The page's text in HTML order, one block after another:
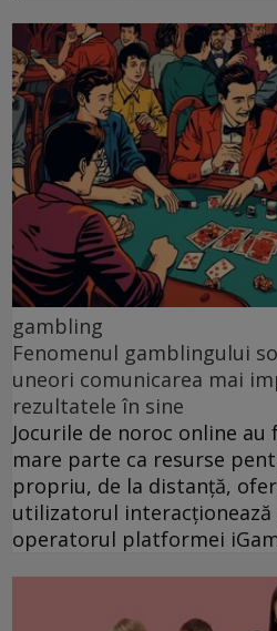
gambling
Fenomenul gamblingului
uneori comunicarea mai
rezultatele în sine
Jocurile de noroc online
mare parte ca resurse
propriu, de la distanță,
utilizatorul interacționează
operatorul platformei